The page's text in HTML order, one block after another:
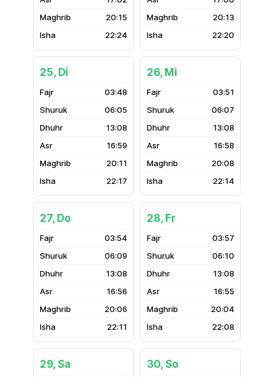
20:15
22:24
20:13
22:20
25, Di
03:48
06:05
13:08
16:59
20:11
22:17
26, Mi
03:51
06:07
13:08
16:58
20:08
22:14
27, Do
03:54
06:09
13:08
16:56
20:06
22:11
28, Fr
03:57
06:10
13:08
16:55
20:04
22:08
29, Sa 30, So